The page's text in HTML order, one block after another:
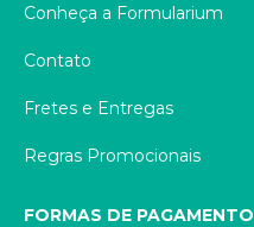
Conheça a Formularium
Contato
Fretes e Entregas
Regras Promocionais
FORMAS DE PAGAMENTO